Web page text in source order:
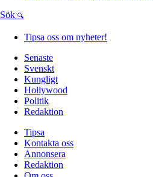
Sök
Tipsa oss om nyheter!
Senaste
Svenskt
Kungligt
Hollywood
Politik
Redaktion
Tipsa
Kontakta oss
Annonsera
Redaktion